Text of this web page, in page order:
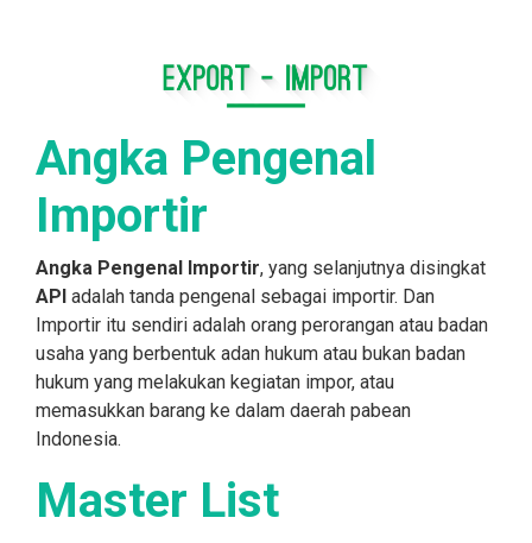
Angka Pengenal
Importir
Angka Pengenal Importir, yang selanjutnya disingkat
API adalah tanda pengenal sebagai importir. Dan
Importir itu sendiri adalah orang perorangan atau badan
usaha yang berbentuk adan hukum atau bukan badan
hukum yang melakukan kegiatan impor, atau
memasukkan barang ke dalam daerah pabean
Indonesia.
Master List